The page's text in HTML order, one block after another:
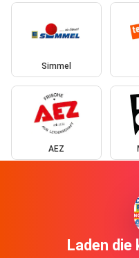
Simmel
AEZ
Laden die